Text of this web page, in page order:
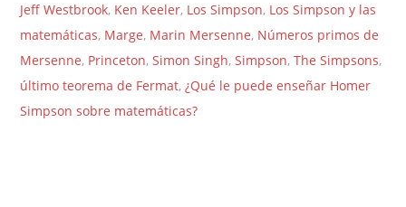
Jeff Westbrook, Ken Keeler, Los Simpson, Los Simpson y las
matemáticas, Marge, Marin Mersenne, Números primos de
Mersenne, Princeton,Simon Singh,Simpson,The Simpsons,
último teorema de Fermat,¿Qué le puede enseñar Homer
Simpson sobre matemáticas?